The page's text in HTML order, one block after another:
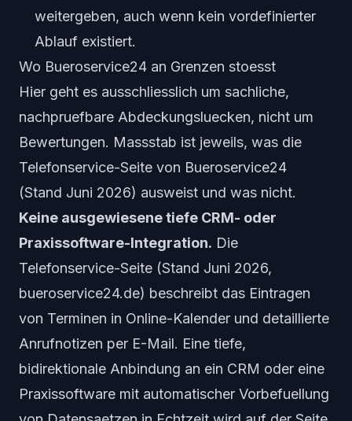
weitergeben, auch wenn kein vordefinierter
Ablauf existiert.
Wo Bueroservice24 an Grenzen stoesst
Hier geht es ausschliesslich um sachliche,
nachpruefbare Abdeckungsluecken, nicht um
Bewertungen. Massstab ist jeweils, was die
Telefonservice-Seite von Bueroservice24
(Stand Juni 2026) ausweist und was nicht.
Keine ausgewiesene tiefe CRM- oder
Praxissoftware-Integration. Die
Telefonservice-Seite (Stand Juni 2026,
bueroservice24.de) beschreibt das Eintragen
von Terminen in Online-Kalender und detaillierte
Anrufnotizen per E-Mail. Eine tiefe,
bidirektionale Anbindung an ein CRM oder eine
Praxissoftware mit automatischer Vorbefuellung